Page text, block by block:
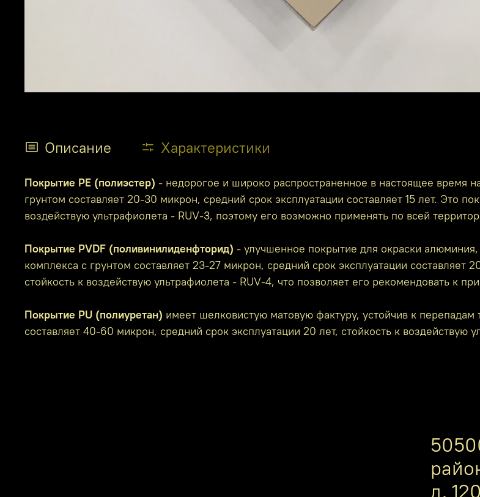
Описание Характеристики
Покрытие PE (полиэстер) - недорогое и широко распространенное в настоящее время
грунтом составляет 20-30 микрон, средний срок эксплуатации составляет 15 лет. Это
воздействую ультрафиолета - RUV-3, поэтому его возможно применять по всей
Покрытие PVDF (поливинилиденфторид) - улучшенное покрытие для окраски
комплекса с грунтом составляет 23-27 микрон, средний срок эксплуатации составляет
стойкость к воздействую ультрафиолета - RUV-4, что позволяет его рекомендовать к
Покрытие PU (полиуретан) имеет шелковистую матовую фактуру, устойчив к
составляет 40-60 микрон, средний срок эксплуатации 20 лет, стойкость к воздействую
д.